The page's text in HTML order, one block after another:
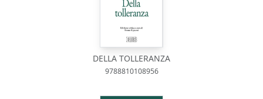
DELLA TOLLERANZA
9788810108956